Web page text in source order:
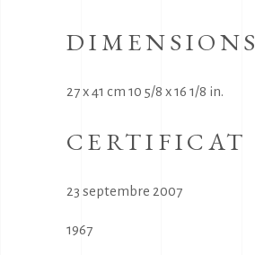
DIMENSIONS
27 x 41 cm 10 5/8 x 16 1/8 in.
CERTIFICAT
23 septembre 2007
1967